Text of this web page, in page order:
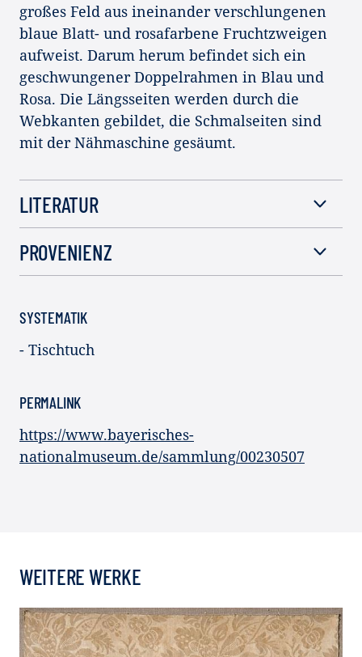
großes Feld aus ineinander verschlungenen
blaue Blatt- und rosafarbene Fruchtzweigen
aufweist. Darum herum befindet sich ein
geschwungener Doppelrahmen in Blau und
Rosa. Die Längsseiten werden durch die
Webkanten gebildet, die Schmalseiten sind
mit der Nähmaschine gesäumt.
LITERATUR
PROVENIENZ
SYSTEMATIK
- Tischtuch
PERMALINK
https://www.bayerisches-
nationalmuseum.de/sammlung/00230507
WEITERE WERKE